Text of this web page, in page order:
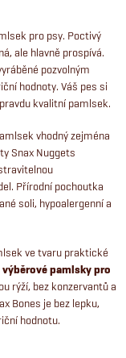
pro psy. Poctivý
ale hlavně prospívá.
pozvolným
hodnoty. Váš pes si
kvalitní pamlsek.
vhodný zejména
Snax Nuggets
Přírodní pochoutka
soli, hypoalergenní a
ve tvaru praktické
výběrové pamlsky pro
rýží, bez konzervantů a
Bones je bez lepku,
hodnotu.